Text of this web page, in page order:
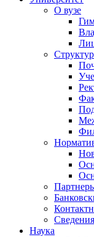
О вузе
Наука